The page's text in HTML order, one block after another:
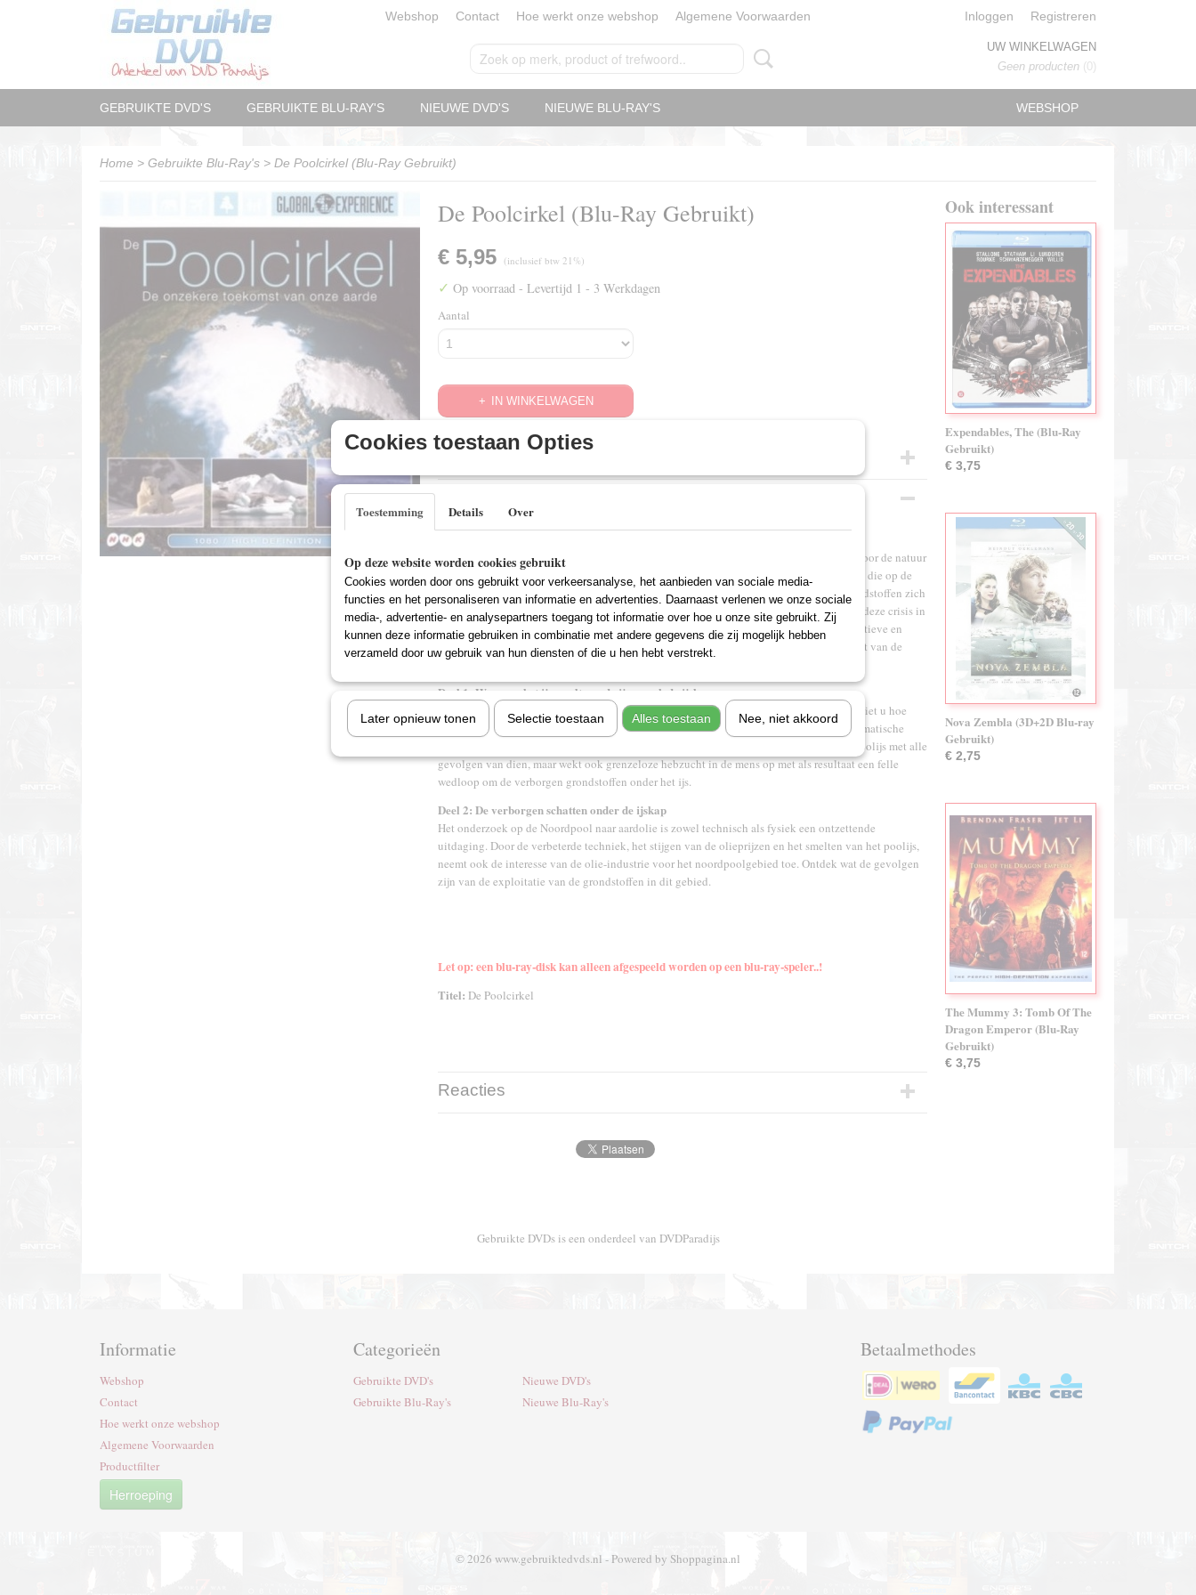
Webshop Contact Hoe werkt onze webshop Algemene Voorwaarden Inloggen Registreren
UW WINKELWAGEN
Geen producten (0)
WEBSHOP
GEBRUIKTE DVD'S GEBRUIKTE BLU-RAY'S NIEUWE DVD'S NIEUWE BLU-RAY'S
Home > Gebruikte Blu-Ray's > De Poolcirkel (Blu-Ray Gebruikt)
De Poolcirkel (Blu-Ray Gebruikt)
€ 5,95 (inclusief btw 21%)
✓ Op voorraad - Levertijd 1 - 3 Werkdagen
Aantal
IN WINKELWAGEN
Schitterende high definition beelden over de toekomst van onze Aarde
Het zeeijs in het hele noordpoolgebied neemt drastisch af. Dit heeft uiteraard gevolgen voor de natuur
en de mensheid. De eerste slachtoffers van het smelten van de poolijs zijn de wilde dieren die op de
Noordpool leven. Daartegenover staat de wens van de mens om te ontdekken welke grondstoffen zich
onder de poolkap bevinden. Kunnen we de opwarming van de aarde stoppen of laten we deze crisis in
ons voordeel werken? Ontdek, dankzij deze schitterende high definition beelden, de positieve en
negatieve kant van het smelten van het poolijs en welke invloed het heeft op de toekomst van de
aarde.
Deel 1: Wanneer het ijs smelt, verdwijnen ook de ijsberen
Hoe kunnen de ijsberen overleven als het ijs verdwijnt? In dit deel van de documentaire ziet u hoe
wetenschappers onderzoek verrichten in het noordpoolgebied en getuige zijn van de dramatische
veranderingen, die er plaatsvinden. Het broeikaseffect veroorzaakt het slinken van het poolijs met alle
gevolgen van dien, maar wekt ook grenzeloze hebzucht in de mens op met als resultaat een felle
wedloop om de verborgen grondstoffen onder het ijs.
Deel 2: De verborgen schatten onder de ijskap
Het onderzoek op de Noordpool naar aardolie is zowel technisch als fysiek een ontzettende
uitdaging. Door de verbeterde techniek, het stijgen van de olieprijzen en het smelten van het poolijs,
neemt ook de interesse van de olie-industrie voor het noordpoolgebied toe. Ontdek wat de gevolgen
zijn van de exploitatie van de grondstoffen in dit gebied.
Let op: een blu-ray-disk kan alleen afgespeeld worden op een blu-ray-speler..!
Titel: De Poolcirkel
Reacties
Ook interessant
Expendables, The (Blu-Ray
Gebruikt)
€ 3,75
Nova Zembla (3D+2D Blu-ray
Gebruikt)
€ 2,75
The Mummy 3: Tomb Of The
Dragon Emperor (Blu-Ray
Gebruikt)
€ 3,75
Gebruikte DVDs is een onderdeel van DVDParadijs
Informatie
Webshop
Contact
Hoe werkt onze webshop
Algemene Voorwaarden
Productfilter
Herroeping
Categorieën
Gebruikte DVD's
Gebruikte Blu-Ray's
Nieuwe DVD's
Nieuwe Blu-Ray's
Betaalmethodes
© 2026 www.gebruiktedvds.nl - Powered by Shoppagina.nl
Cookies toestaan Opties
Toestemming Details Over
Op deze website worden cookies gebruikt
Cookies worden door ons gebruikt voor verkeersanalyse, het aanbieden van sociale media-
functies en het personaliseren van informatie en advertenties. Daarnaast verlenen we onze sociale
media-, advertentie- en analysepartners toegang tot informatie over hoe u onze site gebruikt. Zij
kunnen deze informatie gebruiken in combinatie met andere gegevens die zij mogelijk hebben
verzameld door uw gebruik van hun diensten of die u hen hebt verstrekt.
Later opnieuw tonen Selectie toestaan Alles toestaan Nee, niet akkoord